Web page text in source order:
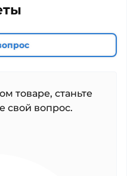
товаре, станьте
свой вопрос.